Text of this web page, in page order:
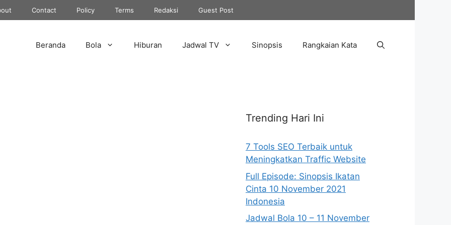
Contact Policy Terms Redaksi Guest Post
Beranda Bola Hiburan Jadwal TV Sinopsis Rangkaian Kata
Trending Hari Ini
7 Tools SEO Terbaik untuk
Meningkatkan Traffic Website
Full Episode: Sinopsis Ikatan
Cinta 10 November 2021
Indonesia
Jadwal Bola 10 – 11 November